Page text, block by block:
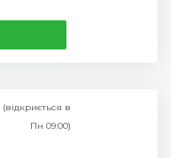
(відкриється в
Пн 09:00)